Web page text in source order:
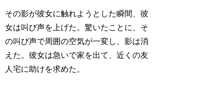
その影が彼女に触れようとした瞬間、彼
女は叫び声を上げた。驚いたことに、そ
の叫び声で周囲の空気が一変し、影は消
えた。彼女は急いで家を出て、近くの友
人宅に助けを求めた。